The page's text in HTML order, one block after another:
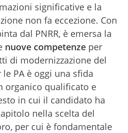
significative e la
non fa eccezione. Con
dal PNRR, è emersa la
nuove competenze per
di modernizzazione del
PA è oggi una sfida
organico qualificato e
in cui il candidato ha
nella scelta del
per cui è fondamentale